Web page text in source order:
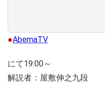
●AbemaTV
にて19:00～
解説者：屋敷伸之九段